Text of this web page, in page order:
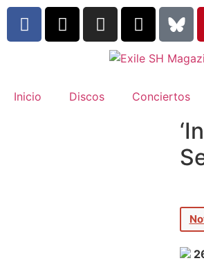
Inicio Discos Conciertos